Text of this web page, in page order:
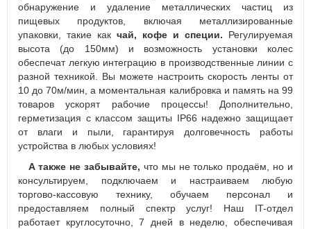
обнаружение и удаление металлических частиц из
пищевых продуктов, включая металлизированные
упаковки, такие как чай, кофе и специи. Регулируемая
высота (до 150мм) и возможность установки колес
обеспечат легкую интеграцию в производственные линии с
разной техникой. Вы можете настроить скорость ленты от
10 до 70м/мин, а моментальная калибровка и память на 99
товаров ускорят рабочие процессы! Дополнительно,
герметизация с классом защиты IP66 надежно защищает
от влаги и пыли, гарантируя долговечность работы
устройства в любых условиях!
А также не забывайте, что мы не только продаём, но и
консультируем, подключаем и настраиваем любую
торгово-кассовую технику, обучаем персонал и
предоставляем полный спектр услуг! Наш IT-отдел
работает круглосуточно, 7 дней в неделю, обеспечивая